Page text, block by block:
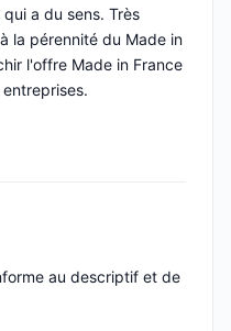
a du sens. Très
la pérennité du Made in
l'offre Made in France
au descriptif et de